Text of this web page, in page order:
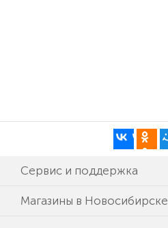
Сервис и поддержка
Магазины в Новосибирске